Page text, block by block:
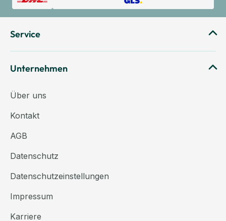
Service
Unternehmen
Über uns
Kontakt
AGB
Datenschutz
Datenschutzeinstellungen
Impressum
Karriere